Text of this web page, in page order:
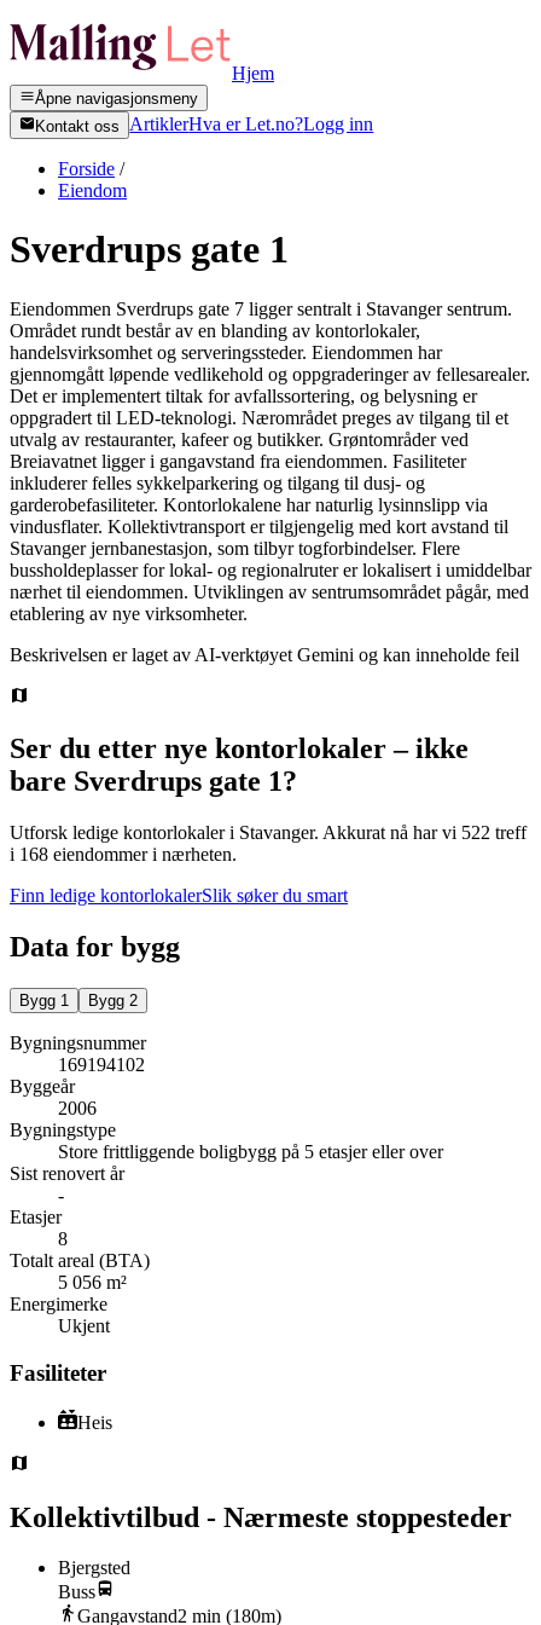
Hjem
Åpne navigasjonsmeny
Kontakt oss
ArtiklerHva er Let.no?Logg inn
Forside /
Eiendom
Sverdrups gate 1
Eiendommen Sverdrups gate 7 ligger sentralt i Stavanger sentrum.
Området rundt består av en blanding av kontorlokaler,
handelsvirksomhet og serveringssteder. Eiendommen har
gjennomgått løpende vedlikehold og oppgraderinger av fellesarealer.
Det er implementert tiltak for avfallssortering, og belysning er
oppgradert til LED-teknologi. Nærområdet preges av tilgang til et
utvalg av restauranter, kafeer og butikker. Grøntområder ved
Breiavatnet ligger i gangavstand fra eiendommen. Fasiliteter
inkluderer felles sykkelparkering og tilgang til dusj- og
garderobefasiliteter. Kontorlokalene har naturlig lysinnslipp via
vindusflater. Kollektivtransport er tilgjengelig med kort avstand til
Stavanger jernbanestasjon, som tilbyr togforbindelser. Flere
bussholdeplasser for lokal- og regionalruter er lokalisert i umiddelbar
nærhet til eiendommen. Utviklingen av sentrumsområdet pågår, med
etablering av nye virksomheter.
Beskrivelsen er laget av AI-verktøyet Gemini og kan inneholde feil
Ser du etter nye kontorlokaler – ikke
bare Sverdrups gate 1?
Utforsk ledige kontorlokaler i Stavanger. Akkurat nå har vi 522 treff
i 168 eiendommer i nærheten.
Finn ledige kontorlokalerSlik søker du smart
Data for bygg
Bygg 1 Bygg 2
Bygningsnummer
169194102
Byggeår
2006
Bygningstype
Store frittliggende boligbygg på 5 etasjer eller over
Sist renovert år
-
Etasjer
8
Totalt areal (BTA)
5 056 m²
Energimerke
Ukjent
Fasiliteter
Heis
Kollektivtilbud - Nærmeste stoppesteder
Bjergsted
Buss
Gangavstand2 min (180m)